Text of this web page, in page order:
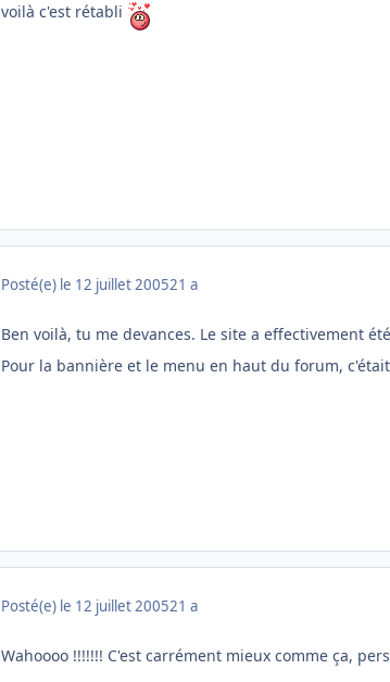
voilà c'est rétabli
Posté(e) le 12 juillet 200521 a
Ben voilà, tu me devances. Le site a effectivement
Pour la bannière et le menu en haut du forum,
Posté(e) le 12 juillet 200521 a
Wahoooo !!!!!!! C'est carrément mieux comme ça,